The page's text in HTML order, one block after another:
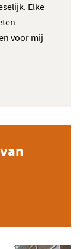
Elke
voor mij